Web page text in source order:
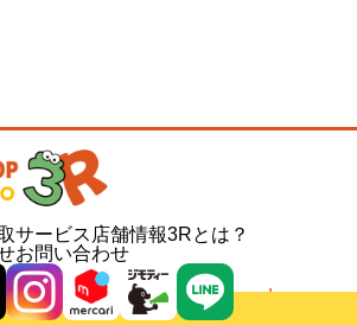
サービス 店舗情報3Rとは？
お問い合わせ
Company. All Rights Reserved.